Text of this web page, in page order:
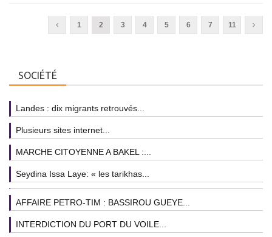
1 2 3 4 5 6 7 11
SOCIÉTÉ
Landes : dix migrants retrouvés...
Plusieurs sites internet...
MARCHE CITOYENNE A BAKEL :...
Seydina Issa Laye: « les tarikhas...
AFFAIRE PETRO-TIM : BASSIROU GUEYE...
INTERDICTION DU PORT DU VOILE...